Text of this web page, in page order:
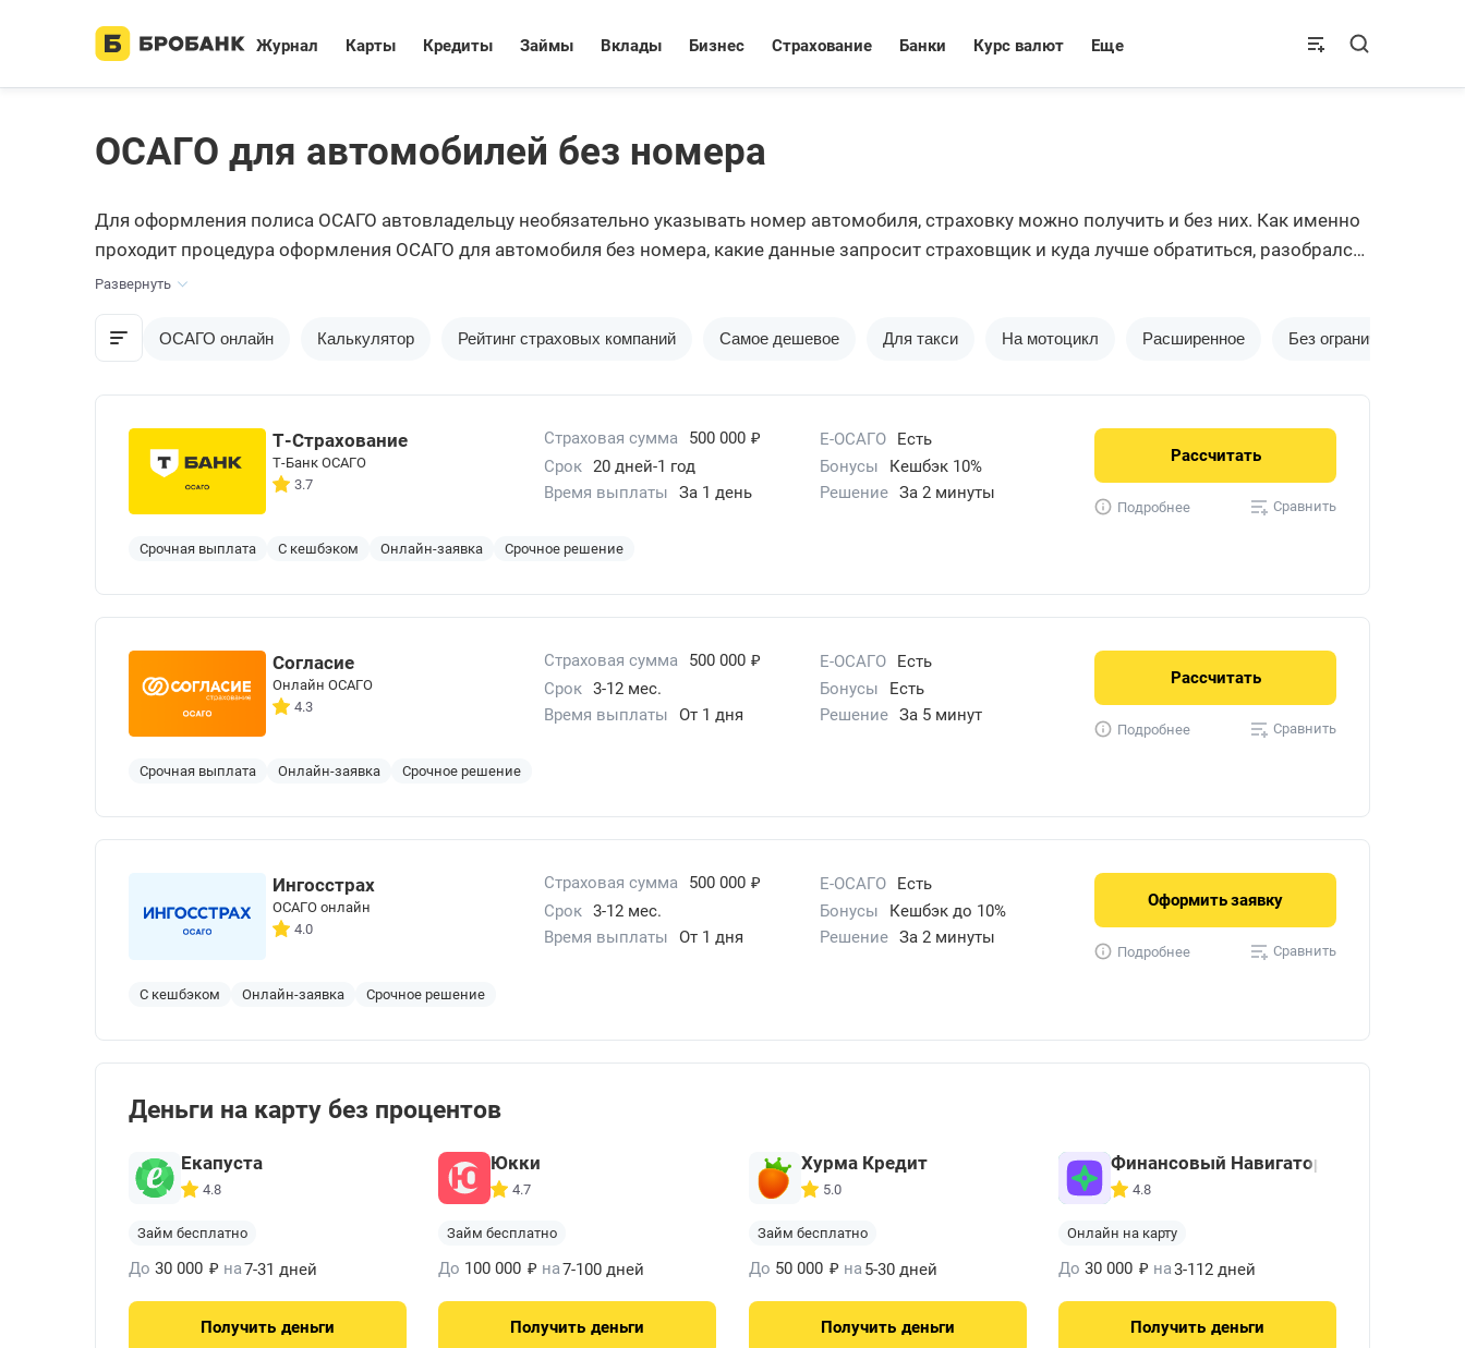
Журнал Карты Кредиты Займы Вклады Бизнес Страхование Банки Курс валют Еще
ОСАГО для автомобилей без номера
Для оформления полиса ОСАГО автовладельцу необязательно указывать номер автомобиля, страховку можно получить и без них. Как именно
проходит процедура оформления ОСАГО для автомобиля без номера, какие данные запросит страховщик и куда лучше обратиться, разобрался
эксперт сервиса Бробанк.
Развернуть
ОСАГО онлайн Калькулятор Рейтинг страховых компаний Самое дешевое Для такси На мотоцикл Расширенное Без ограничений
Т-Страхование
Т-Банк ОСАГО
3.7
Страховая сумма 500 000 ₽ Е-ОСАГО
Есть
Срок 20 дней-1 год Бонусы
Кешбэк 10%
Время выплаты
За 1 день Решение За 2 минуты
Срочная выплата С кешбэком Онлайн-заявка Срочное решение
Рассчитать
Подробнее Сравнить
Согласие
Онлайн ОСАГО
4.3
Страховая сумма 500 000 ₽ Е-ОСАГО
Есть
Срок 3-12 мес. Бонусы
Есть
Время выплаты
От 1 дня Решение За 5 минут
Срочная выплата Онлайн-заявка Срочное решение
Рассчитать
Подробнее Сравнить
Ингосстрах
ОСАГО онлайн
4.0
Страховая сумма 500 000 ₽ Е-ОСАГО
Есть
Срок 3-12 мес. Бонусы
Кешбэк до 10%
Время выплаты
От 1 дня Решение За 2 минуты
С кешбэком Онлайн-заявка Срочное решение
Оформитьзаявку
Подробнее Сравнить
Деньги на карту без процентов
Екапуста
4.8
Займ бесплатно
До 30 000 ₽ на7-31 дней
Получить деньги
Юкки
4.7
Займ бесплатно
До 100 000 ₽ на7-100 дней
Получить деньги
Хурма Кредит
5.0
Займ бесплатно
До 50 000 ₽ на 5-30 дней
Получить деньги
Финансовый Навигатор
4.8
Онлайн на карту
До 30 000 ₽ на3-112 дней
Получить деньги